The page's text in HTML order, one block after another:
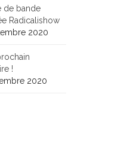
de bande
Radicalishow
2020
!
2020